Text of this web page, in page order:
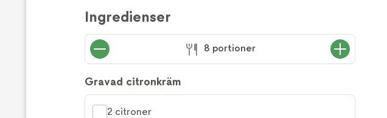
Ingredienser
8 portioner
Gravad citronkräm
2 citroner